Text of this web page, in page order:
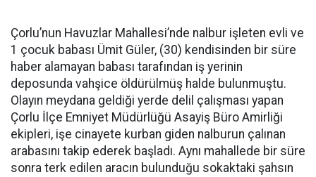
Çorlu’nun Havuzlar Mahallesi’nde nalbur işleten evli ve
1 çocuk babası Ümit Güler, (30) kendisinden bir süre
haber alamayan babası tarafından iş yerinin
deposunda vahşice öldürülmüş halde bulunmuştu.
Olayın meydana geldiği yerde delil çalışması yapan
Çorlu İlçe Emniyet Müdürlüğü Asayiş Büro Amirliği
ekipleri, işe cinayete kurban giden nalburun çalınan
arabasını takip ederek başladı. Aynı mahallede bir süre
sonra terk edilen aracın bulunduğu sokaktaki şahsın